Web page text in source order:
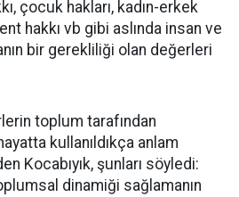
çocuk hakları, kadın-erkek
hakkı vb gibi aslında insan ve
bir gerekliliği olan değerleri
toplum tarafından
kullanıldıkça anlam
Kocabıyık, şunları söyledi:
dinamiği sağlamanın